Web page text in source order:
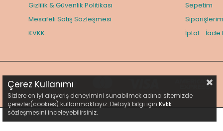
Gizlilik & Güvenlik Politikası
Mesafeli Satış Sözleşmesi
KVKK
Sepetim
Siparişlerim
İptal - İade
Çerez Kullanımı
Sizlere en iyi alışveriş deneyimini sunabilmek adına sitemizde
çerezler(cookies) kullanmaktayız. Detaylı bilgi için Kvkk
sözleşmesini inceleyebilirsiniz.